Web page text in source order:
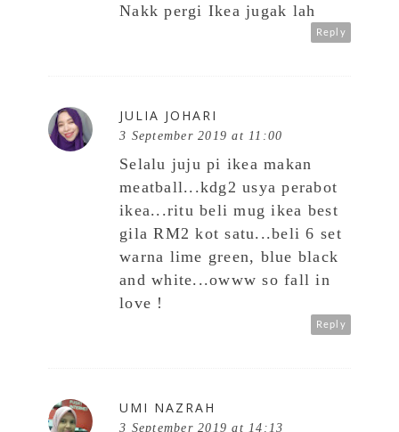
Nakk pergi Ikea jugak lah
Reply
JULIA JOHARI
3 September 2019 at 11:00
Selalu juju pi ikea makan
meatball...kdg2 usya perabot
ikea...ritu beli mug ikea best
gila RM2 kot satu...beli 6 set
warna lime green, blue black
and white...owww so fall in
love !
Reply
UMI NAZRAH
3 September 2019 at 14:13